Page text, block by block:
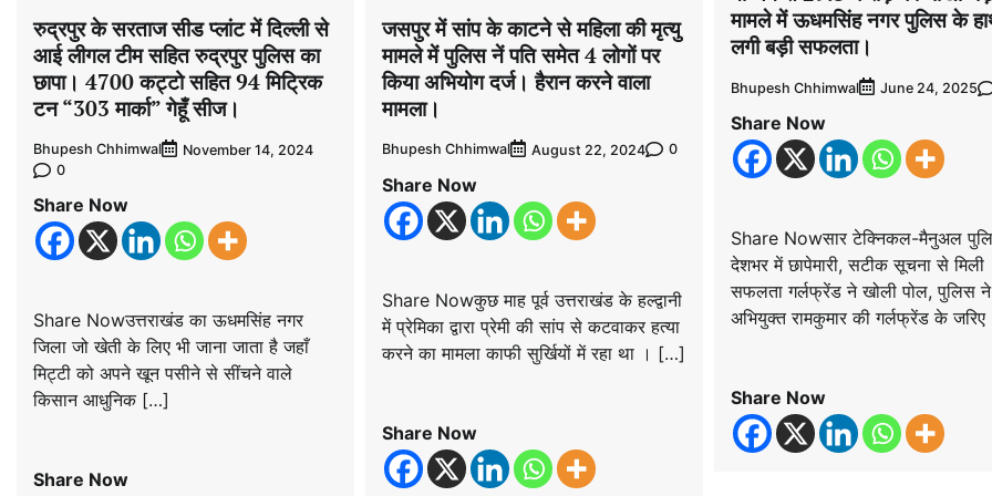
रुद्रपुर के सरताज सीड प्लांट में दिल्ली से
आई लीगल टीम सहित रुद्रपुर पुलिस का
छापा। 4700 कट्टो सहित 94 मिट्रिक
टन “303 मार्का” गेहूँ सीज।
Bhupesh Chhimwal
November 14, 2024
0
Share Now
Share Nowउत्तराखंड का ऊधमसिंह नगर
जिला जो खेती के लिए भी जाना जाता है जहाँ
मिट्टी को अपने खून पसीने से सींचने वाले
किसान आधुनिक […]
Share Now
जसपुर में सांप के काटने से महिला की मृत्यु
मामले में पुलिस नें पति समेत 4 लोगों पर
किया अभियोग दर्ज। हैरान करने वाला
मामला।
Bhupesh Chhimwal August 22, 2024 0
Share Now
Share Nowकुछ माह पूर्व उत्तराखंड के हल्द्वानी
में प्रेमिका द्वारा प्रेमी की सांप से कटवाकर हत्या
करने का मामला काफी सुर्खियों में रहा था । […]
Share Now
मामले में ऊधमसिंह नगर पुलिस के
लगी बड़ी सफलता।
Bhupesh Chhimwal June 24, 2025
Share Now
Share Nowसार टेक्निकल-मैनुअल
देशभर में छापेमारी, सटीक सूचना से मिली
सफलता गर्लफ्रेंड ने खोली पोल, पुलिस
अभियुक्त रामकुमार की गर्लफ्रेंड के
Share Now